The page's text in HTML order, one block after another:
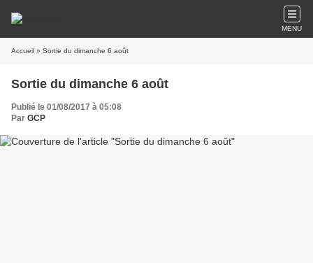
MENU
Accueil » Sortie du dimanche 6 août
Sortie du dimanche 6 août
Publié le 01/08/2017 à 05:08
Par GCP